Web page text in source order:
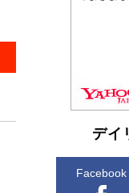
「不意
た“13歳
シーコー
デイ
Facebook